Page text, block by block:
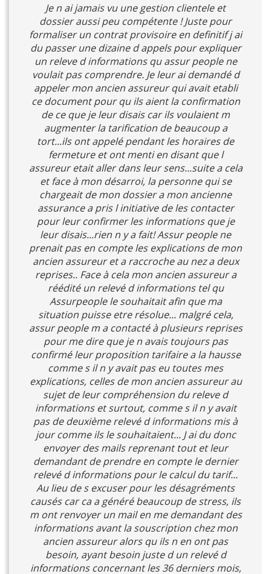
Je n ai jamais vu une gestion clientele et
dossier aussi peu compétente ! Juste pour
formaliser un contrat provisoire en definitif j ai
du passer une dizaine d appels pour expliquer
un releve d informations qu assur people ne
voulait pas comprendre. Je leur ai demandé d
appeler mon ancien assureur qui avait etabli
ce document pour qu ils aient la confirmation
de ce que je leur disais car ils voulaient m
augmenter la tarification de beaucoup a
tort...ils ont appelé pendant les horaires de
fermeture et ont menti en disant que l
assureur etait aller dans leur sens...suite a cela
et face à mon désarroi, la personne qui se
chargeait de mon dossier a mon ancienne
assurance a pris l initiative de les contacter
pour leur confirmer les informations que je
leur disais...rien n y a fait! Assur people ne
prenait pas en compte les explications de mon
ancien assureur et a raccroche au nez a deux
reprises.. Face à cela mon ancien assureur a
réédité un relevé d informations tel qu
Assurpeople le souhaitait afin que ma
situation puisse etre résolue... malgré cela,
assur people m a contacté à plusieurs reprises
pour me dire que je n avais toujours pas
confirmé leur proposition tarifaire a la hausse
comme s il n y avait pas eu toutes mes
explications, celles de mon ancien assureur au
sujet de leur compréhension du releve d
informations et surtout, comme s il n y avait
pas de deuxième relevé d informations mis à
jour comme ils le souhaitaient... J ai du donc
envoyer des mails reprenant tout et leur
demandant de prendre en compte le dernier
relevé d informations pour le calcul du tarif...
Au lieu de s excuser pour les désagréments
causés car ca a généré beaucoup de stress, ils
m ont renvoyer un mail en me demandant des
informations avant la souscription chez mon
ancien assureur alors qu ils n en ont pas
besoin, ayant besoin juste d un relevé d
informations concernant les 36 derniers mois,